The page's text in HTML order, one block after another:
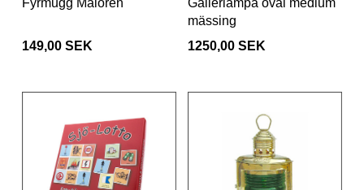
Fyrmugg Malören
149,00 SEK
Gallerlampa oval medium
mässing
1250,00 SEK